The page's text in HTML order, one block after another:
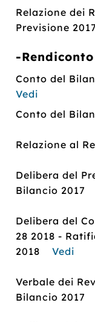
Relazione dei
Previsione
-
Conto del
Vedi
Conto del
Relazione al
Delibera del
Bilancio
Delibera del
28 2018 -
2018Vedi
Verbale dei
Bilancio